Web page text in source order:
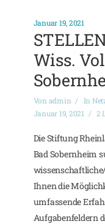
Januar 19, 2021
Wiss.
Von admin In
Januar 19, 2021
2
Die Stiftung
Bad Sobernheim
Ihnen die
umfassende
Aufgabenfeldern